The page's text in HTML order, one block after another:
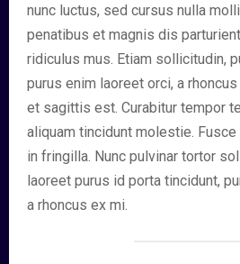
nunc luctus, sed cursus nulla
penatibus et magnis dis
ridiculus mus. Etiam sollicitudin,
purus enim laoreet orci, a
et sagittis est. Curabitur tempor
aliquam tincidunt molestie.
in fringilla. Nunc pulvinar tortor
laoreet purus id porta tincidunt,
a rhoncus ex mi.